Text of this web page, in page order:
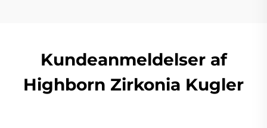
Kundeanmeldelser af
Highborn Zirkonia Kugler